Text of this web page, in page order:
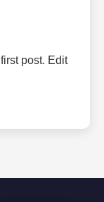
post. Edit